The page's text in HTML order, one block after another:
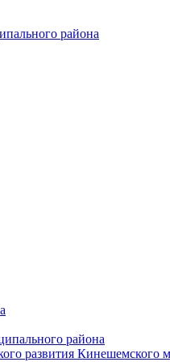
района
района
развития Кинешемского